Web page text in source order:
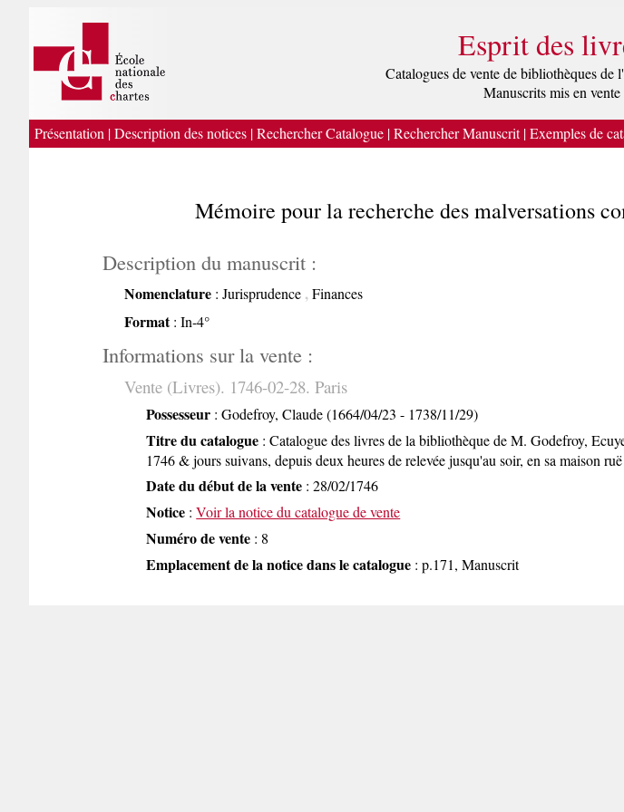
Esprit des
Catalogues de vente de bibliothèques de
Manuscrits mis en vente
Présentation |Description des notices |Rechercher Catalogue |Rechercher Manuscrit|Exemples de
Mémoire pour la recherche des malversations
Description du manuscrit :
Nomenclature: Jurisprudence,Finances
Format: In-4°
Informations sur la vente :
Vente (Livres). 1746-02-28. Paris
Possesseur : Godefroy, Claude (1664/04/23 - 1738/11/29)
Titre du catalogue : Catalogue des livres de la bibliothèque de M. Godefroy,
1746 & jours suivans, depuis deux heures de relevée jusqu'au soir, en sa maison
Date du début de la vente : 28/02/1746
Notice :Voir la notice du catalogue de vente
Numéro de vente : 8
Emplacement de la notice dans le catalogue : p.171, Manuscrit